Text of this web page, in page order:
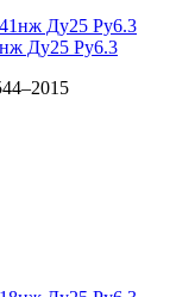
Ду25 Ру6.3